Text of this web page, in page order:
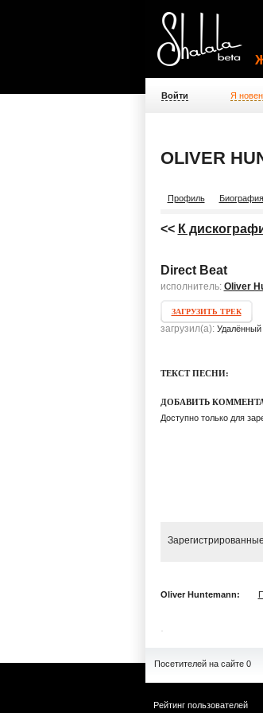
Войти Я
OLIVER
Профиль Биография
<< К
Direct Beat
исполнитель: Oliver
ЗАГРУЗИТЬ ТРЕК
загрузил(а): Удалённый
ТЕКСТ ПЕСНИ:
ДОБАВИТЬ
Доступно только для
Oliver Huntemann:
Посетителей на сайте 0
Рейтинг пользователей